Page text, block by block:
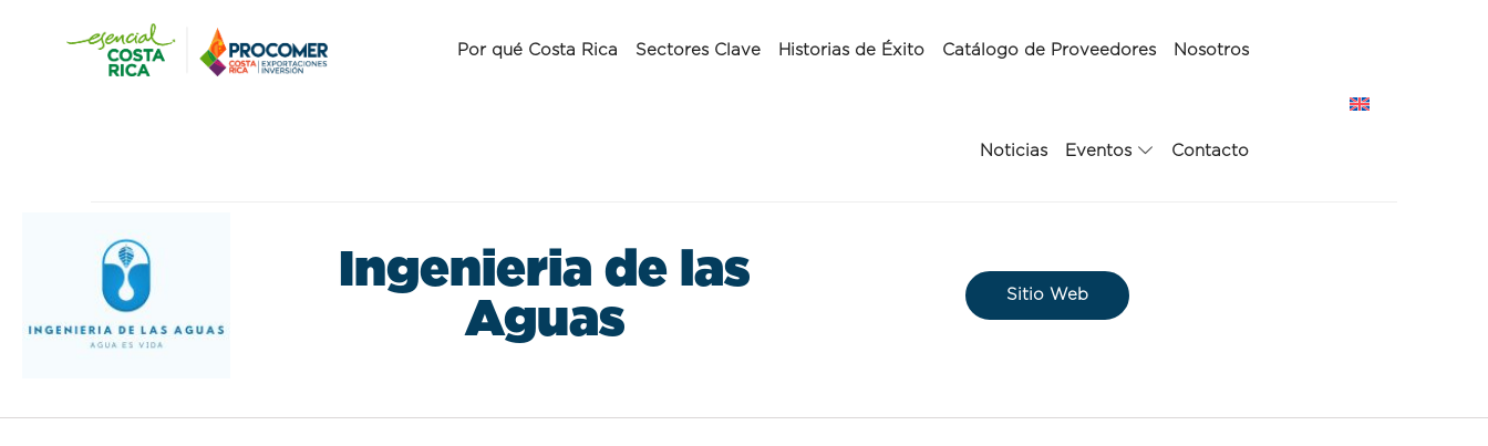
Por qué Costa Rica Sectores Clave Historias de Éxito Catálogo de Proveedores Nosotros
Noticias Eventos Contacto
Ingenieria de las
Aguas
Sitio Web